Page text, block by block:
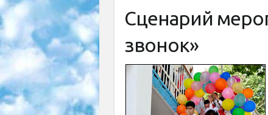
Сценарий
звонок»